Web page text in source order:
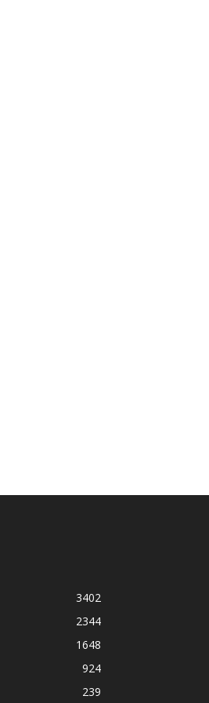
3402
2344
1648
924
239